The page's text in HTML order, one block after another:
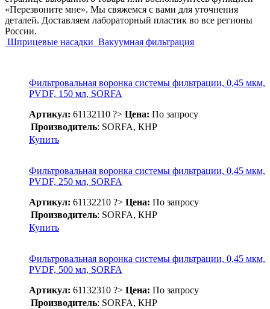
«Перезвоните мне». Мы свяжемся с вами для уточнения
деталей. Доставляем лабораторный пластик во все регионы
России.
Шприцевые насадки Вакуумная фильтрация
Фильтровальная воронка системы фильтрации, 0,45 мкм,
PVDF, 150 мл, SORFA
Артикул: 61132110 ?> Цена: По запросу
Производитель: SORFA, КНР
Купить
Фильтровальная воронка системы фильтрации, 0,45 мкм,
PVDF, 250 мл, SORFA
Артикул: 61132210 ?> Цена: По запросу
Производитель: SORFA, КНР
Купить
Фильтровальная воронка системы фильтрации, 0,45 мкм,
PVDF, 500 мл, SORFA
Артикул: 61132310 ?> Цена: По запросу
Производитель: SORFA, КНР